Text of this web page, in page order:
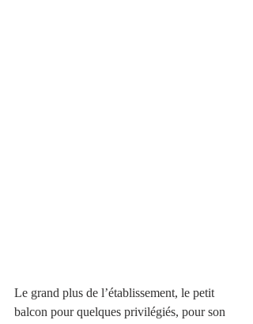
Le grand plus de l’établissement, le petit
balcon pour quelques privilégiés, pour son